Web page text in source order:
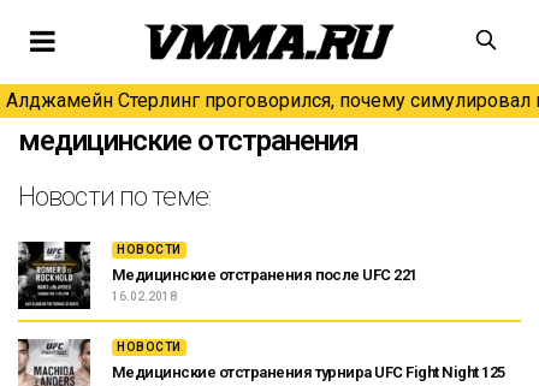
Алджамейн Стерлинг проговорился, почему симулировал
медицинские отстранения
Новости по теме:
НОВОСТИ
Медицинские отстранения после UFC 221
16.02.2018
НОВОСТИ
Медицинские отстранения турнира UFC Fight Night 125